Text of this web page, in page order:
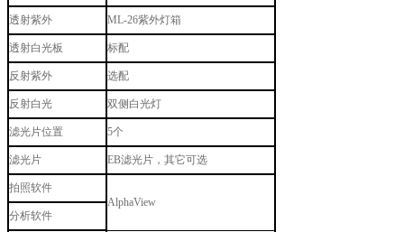
透射紫外 ML-26紫外灯箱
透射白光板 标配
反射紫外 选配
反射白光 双侧白光灯
滤光片位置 5个
滤光片 EB滤光片，其它可选
拍照软件
AlphaView
分析软件